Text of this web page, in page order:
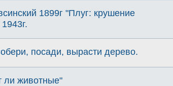
1899г "Плуг: крушение
посади, вырасти дерево.
ли животные"